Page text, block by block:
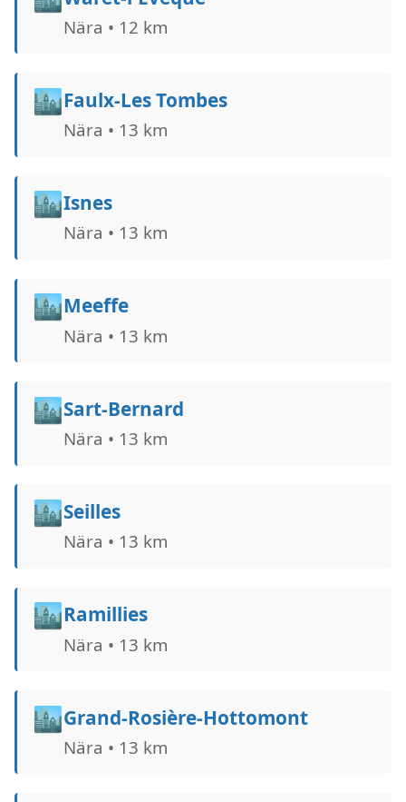
Nära • 12 km
🏙️Faulx-Les Tombes
Nära • 13 km
🏙️Isnes
Nära • 13 km
🏙️Meeffe
Nära • 13 km
🏙️Sart-Bernard
Nära • 13 km
🏙️Seilles
Nära • 13 km
🏙️Ramillies
Nära • 13 km
🏙️Grand-Rosière-Hottomont
Nära • 13 km